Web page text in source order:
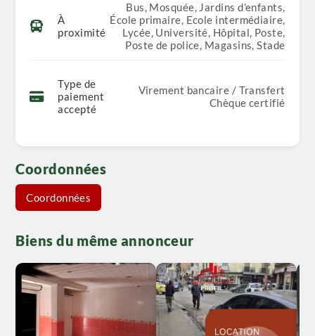
À
proximité
Bus, Mosquée, Jardins d'enfants,
École primaire, Ecole intermédiaire,
Lycée, Université, Hôpital, Poste,
Poste de police, Magasins, Stade
Type de
paiement
accepté
Virement bancaire / Transfert
Chèque certifié
Coordonnées
Coordonnées
Biens du même annonceur